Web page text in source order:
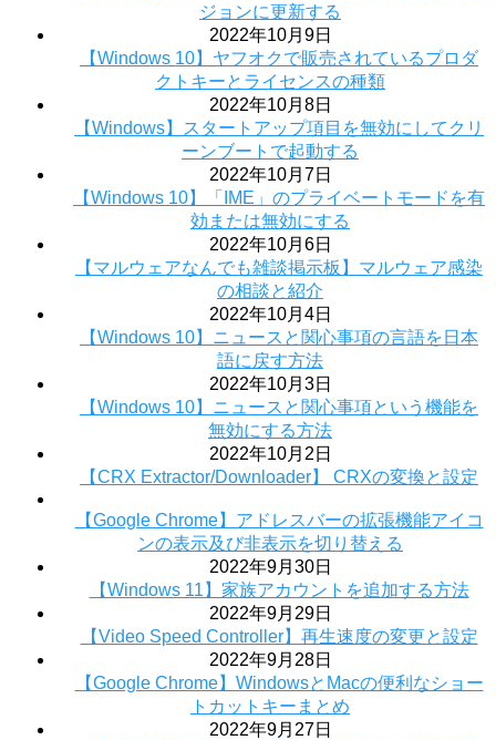
ジョンに更新する
2022年10月9日
【Windows 10】ヤフオクで販売されているプロダ
クトキーとライセンスの種類
2022年10月8日
【Windows】スタートアップ項目を無効にしてクリ
ーンブートで起動する
2022年10月7日
【Windows 10】「IME」のプライベートモードを有
効または無効にする
2022年10月6日
【マルウェアなんでも雑談掲示板】マルウェア感染
の相談と紹介
2022年10月4日
【Windows 10】ニュースと関心事項の言語を日本
語に戻す方法
2022年10月3日
【Windows 10】ニュースと関心事項という機能を
無効にする方法
2022年10月2日
【CRX Extractor/Downloader】 CRXの変換と設定
【Google Chrome】アドレスバーの拡張機能アイコ
ンの表示及び非表示を切り替える
2022年9月30日
【Windows 11】家族アカウントを追加する方法
2022年9月29日
【Video Speed Controller】再生速度の変更と設定
2022年9月28日
【Google Chrome】WindowsとMacの便利なショー
トカットキーまとめ
2022年9月27日